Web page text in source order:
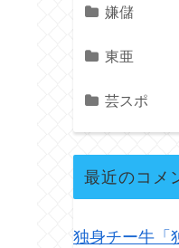
嫌儲
東亜
芸スポ
最近のコメ
独身チー牛「